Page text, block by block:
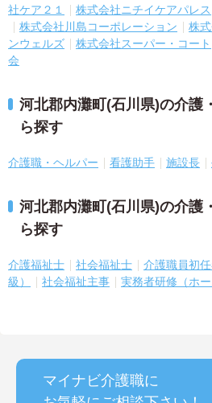
社ケア２１
株式会社ニチイケアパレス
株式会社川島コーポレーション
株
ンウェルズ
株式会社スーパー・コート
会
河北郡内灘町(石川県)の介護
ら探す
介護職・ヘルパー 看護助手 施設長
河北郡内灘町(石川県)の介護
ら探す
介護福祉士 社会福祉士
介護職員初
級）
社会福祉主事 実務者研修（ホー
マイナビ介護職に